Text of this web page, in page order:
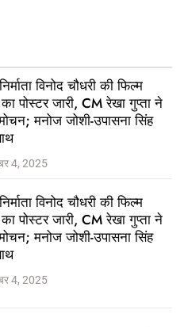
विनोद चौधरी की फिल्म
का पोस्टर जारी, CM रेखा गुप्ता ने
मनोज जोशी-उपासना सिंह
4, 2025
विनोद चौधरी की फिल्म
का पोस्टर जारी, CM रेखा गुप्ता ने
मनोज जोशी-उपासना सिंह
4, 2025